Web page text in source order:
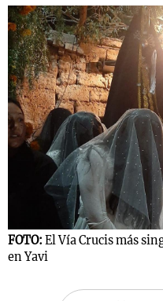
FOTO: El Vía Crucis más
en Yavi
Notas